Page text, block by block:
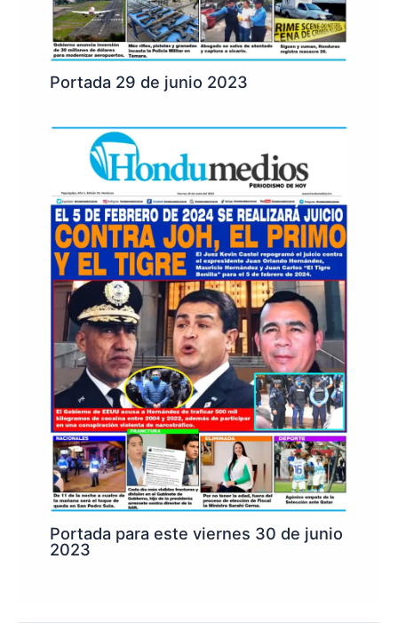
Portada 29 de junio 2023
Portada para este viernes 30 de junio
2023